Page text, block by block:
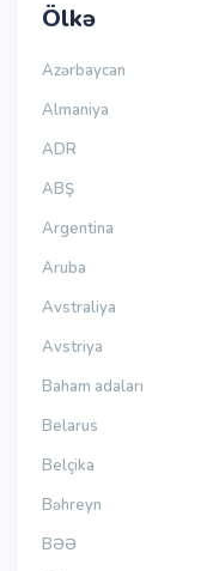
Ölkə
Azərbaycan
Almaniya
ADR
ABŞ
Argentina
Aruba
Avstraliya
Avstriya
Baham adaları
Belarus
Belçika
Bəhreyn
BƏƏ